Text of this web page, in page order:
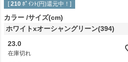
[ 210 ﾎﾟｲﾝﾄ(円)還元中！]
カラー サイズ(cm)
ホワイトxオーシャングリーン(394)
23.0
在庫切れ